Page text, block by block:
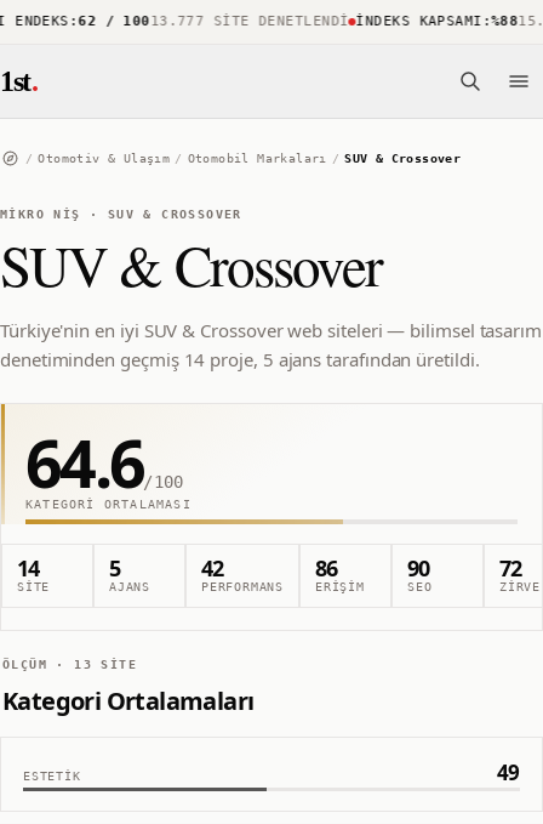
:62 / 10013.777 SITE DENETLENDI İNDEKS KAPSAMI:%88
1st.
/ Otomotiv & Ulaşım / Otomobil Markaları / SUV & Crossover
MIKRO NIŞ · SUV & CROSSOVER
SUV & Crossover
Türkiye'nin en iyi SUV & Crossover web siteleri — bilimsel tasarım
denetiminden geçmiş 14 proje, 5 ajans tarafından üretildi.
64.6/100
KATEGORI ORTALAMASI
14
SITE
5
AJANS
42
PERFORMANS
86
ERIŞIM
90
SEO
72
ZIRVE
ÖLÇÜM · 13 SITE
Kategori Ortalamaları
ESTETIK 49